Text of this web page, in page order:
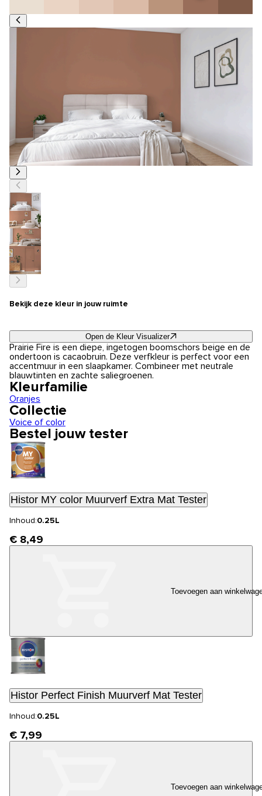
Bekijk deze kleur in jouw ruimte
Open de Kleur Visualizer
Prairie Fire is een diepe, ingetogen boomschors beige en de
ondertoon is cacaobruin. Deze verfkleur is perfect voor een
accentmuur in een slaapkamer. Combineer met neutrale
blauwtinten en zachte saliegroenen.
Kleurfamilie
Oranjes
Collectie
Voice of color
Bestel jouw tester
Histor MY color Muurverf Extra Mat Tester
Inhoud:0.25L
€ 8,49
Toevoegen aan
Histor Perfect Finish Muurverf Mat Tester
Inhoud:0.25L
€ 7,99
Toevoegen aan